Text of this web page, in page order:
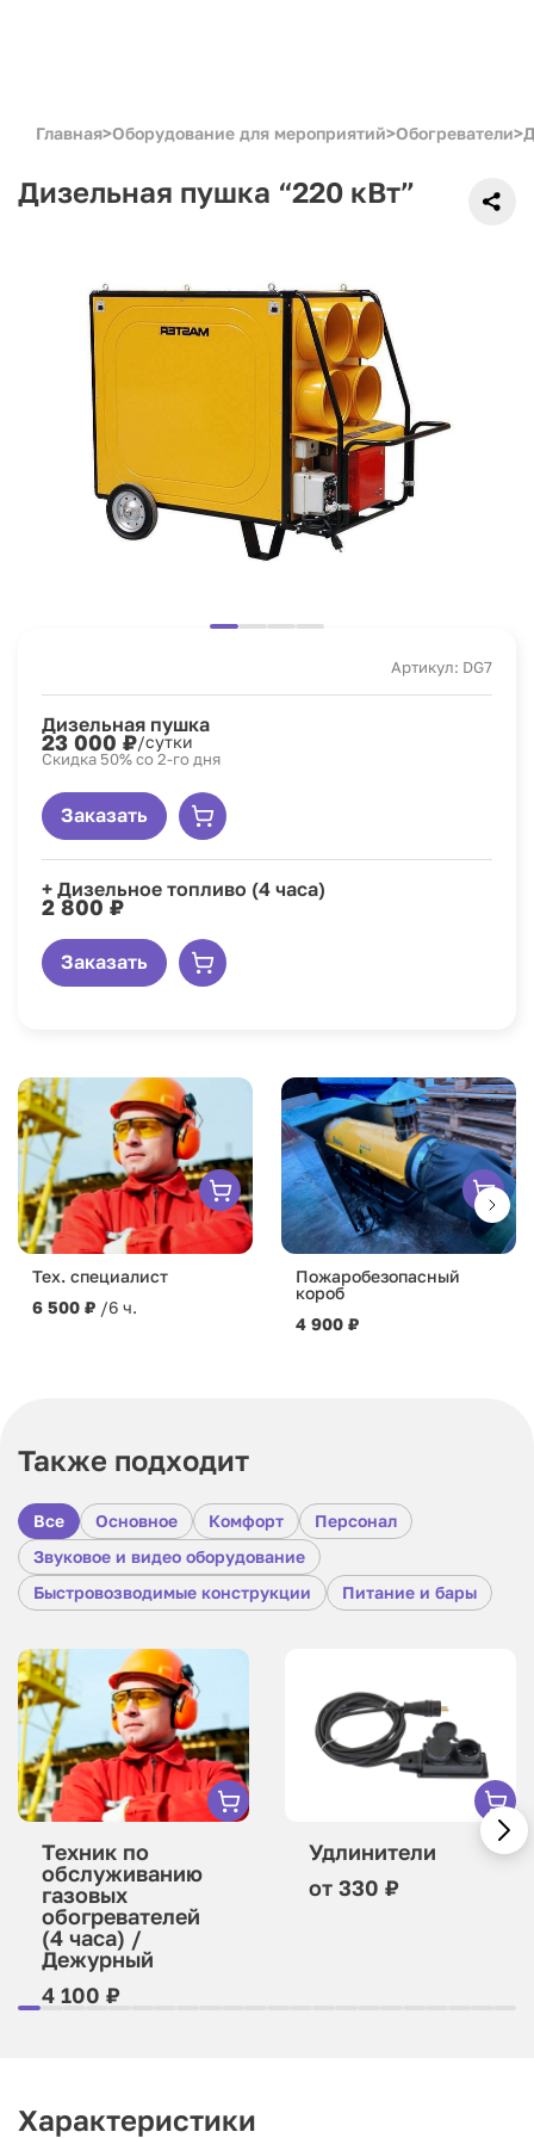
Главная>Оборудование для мероприятий>Обогреватели>
Дизельная пушка “220 кВт”
Артикул: DG7
Дизельная пушка
23 000 ₽/сутки
Скидка 50% со 2-го дня
Заказать
+ Дизельное топливо (4 часа)
2 800 ₽
Заказать
Тех. специалист
6 500 ₽ /6 ч.
Пожаробезопасный
короб
4 900 ₽
Также подходит
Все Основное Комфорт
Персонал
Звуковое и видео оборудование
Быстровозводимые конструкции
Питание и бары
Техник по
обслуживанию
газовых
обогревателей
(4 часа) /
Дежурный
4 100 ₽
Удлинители
от 330 ₽
Характеристики